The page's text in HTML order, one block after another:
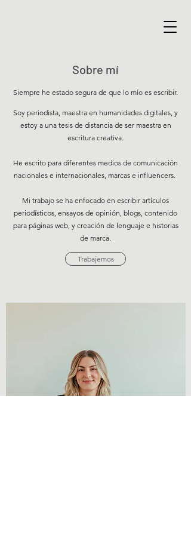
Sobre mí
Siempre he estado segura de que lo mío es escribir.
Soy periodista, maestra en humanidades digitales, y
estoy a una tesis de distancia de ser maestra en
escritura creativa.
He escrito para diferentes medios de comunicación
nacionales e internacionales, marcas e influencers.
Mi trabajo se ha enfocado en escribir artículos
periodísticos, ensayos de opinión, blogs, contenido
para páginas web, y creación de lenguaje e historias
de marca.
Trabajemos